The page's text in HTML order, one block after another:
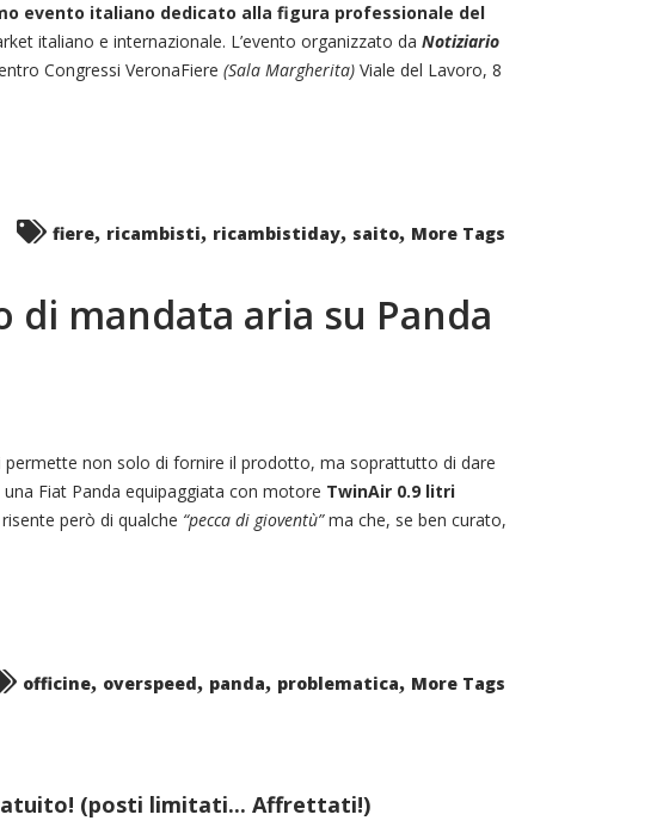
evento italiano dedicato alla figura professionale del
italiano e internazionale. L’evento organizzato da Notiziario
Congressi VeronaFiere (Sala Margherita) Viale del Lavoro, 8
fiere, ricambisti, ricambistiday, saito, More Tags
mandata aria su Panda
permette non solo di fornire il prodotto, ma soprattutto di dare
Fiat Panda equipaggiata con motore TwinAir 0.9 litri
però di qualche “pecca di gioventù”ma che, se ben curato,
officine, overspeed, panda, problematica, More Tags
(posti limitati... Affrettati!)